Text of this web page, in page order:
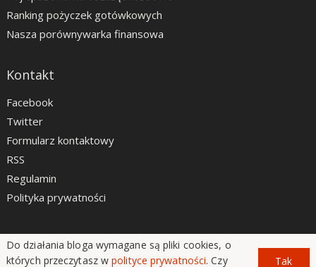
Ranking pożyczek gotówkowych
Nasza porównywarka finansowa
Kontakt
Facebook
Twitter
Formularz kontaktowy
RSS
Regulamin
Polityka prywatności
LiveSmarter.pl © 2012 - 2026
Do działania bloga wymagane są pliki cookies, o
których przeczytasz wpolityce prywatności. Czy Tak